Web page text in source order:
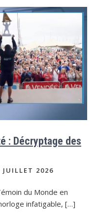
: Décryptage des
JUILLET 2026
du Monde en
infatigable, […]